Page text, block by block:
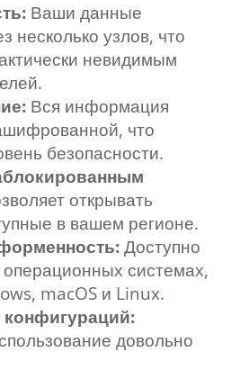
Ваши данные
несколько узлов, что
невидимым
Вся информация
что
безопасности.
открывать
в вашем регионе.
Доступно
системах,
macOS и Linux.
конфигураций:
довольно